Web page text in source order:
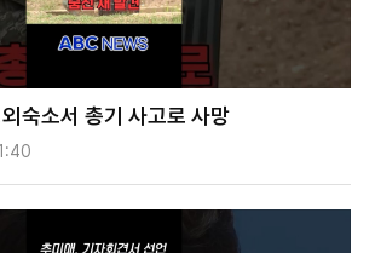
숙소서 총기 사고로 사망